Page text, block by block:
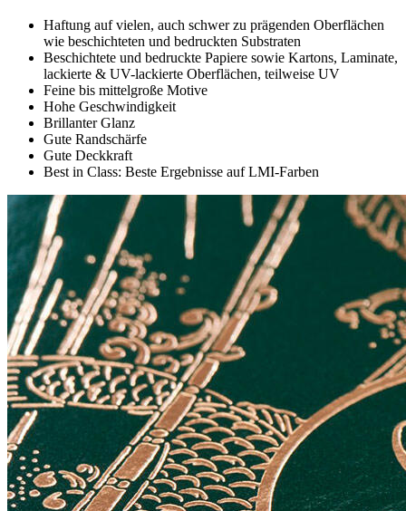
Haftung auf vielen, auch schwer zu prägenden Oberflächen
wie beschichteten und bedruckten Substraten
Beschichtete und bedruckte Papiere sowie Kartons, Laminate,
lackierte & UV-lackierte Oberflächen, teilweise UV
Feine bis mittelgroße Motive
Hohe Geschwindigkeit
Brillanter Glanz
Gute Randschärfe
Gute Deckkraft
Best in Class: Beste Ergebnisse auf LMI-Farben